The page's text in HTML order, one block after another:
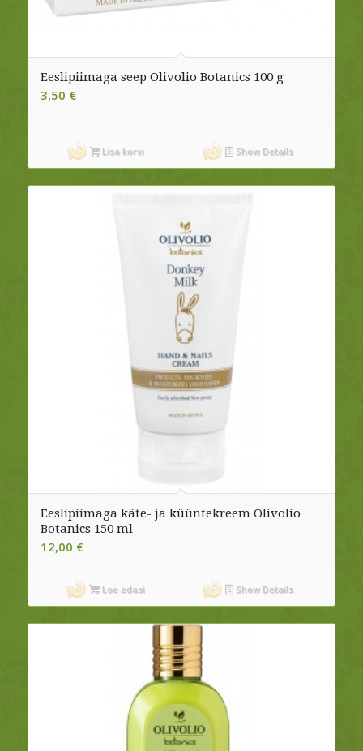
Eeslipiimaga seep Olivolio Botanics 100 g
3,50 €
Lisa korvi Show Details
Eeslipiimaga käte- ja küüntekreem Olivolio
Botanics 150 ml
12,00 €
Loe edasi Show Details